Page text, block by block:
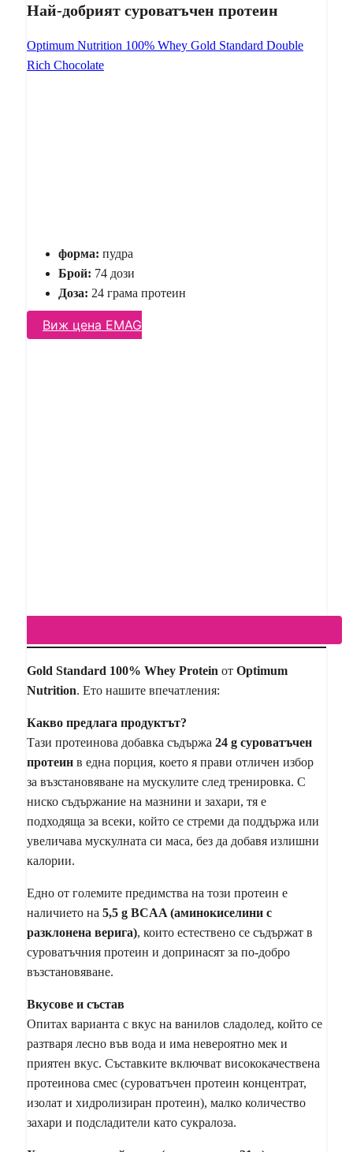
Най-добрият суроватъчен протеин
Optimum Nutrition 100% Whey Gold Standard Double
Rich Chocolate
форма: пудра
Брой: 74 дози
Доза: 24 грама протеин
Виж цена EMAG
Gold Standard 100% Whey Protein от Optimum
Nutrition. Ето нашите впечатления:
Какво предлага продуктът?
Тази протеинова добавка съдържа 24 g суроватъчен
протеин в една порция, което я прави отличен избор
за възстановяване на мускулите след тренировка. С
ниско съдържание на мазнини и захари, тя е
подходяща за всеки, който се стреми да поддържа или
увеличава мускулната си маса, без да добавя излишни
калории.
Едно от големите предимства на този протеин е
наличието на 5,5 g BCAA (аминокиселини с
разклонена верига), които естествено се съдържат в
суроватъчния протеин и допринасят за по-добро
възстановяване.
Вкусове и състав
Опитах варианта с вкус на ванилов сладолед, който се
разтваря лесно във вода и има невероятно мек и
приятен вкус. Съставките включват висококачествена
протеинова смес (суроватъчен протеин концентрат,
изолат и хидролизиран протеин), малко количество
захари и подсладители като сукралоза.